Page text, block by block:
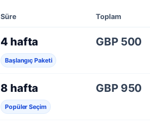
Süre Toplam
4 hafta
Başlangıç Paketi
GBP 500
8 hafta
Popüler Seçim
GBP 950